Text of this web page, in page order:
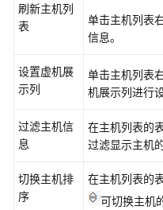
监
日
刷新主机列
表
单击主机列表
信息。
设置虚机展
示列
单击主机列表
机展示列进行设
过滤主机信
息
在主机列表的
过滤显示主机
切换主机排
序
在主机列表的
可切换主机